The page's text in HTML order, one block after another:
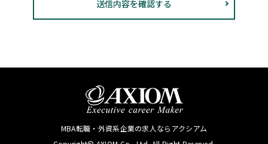
MBA転職・外資系企業の求人ならアクシアム